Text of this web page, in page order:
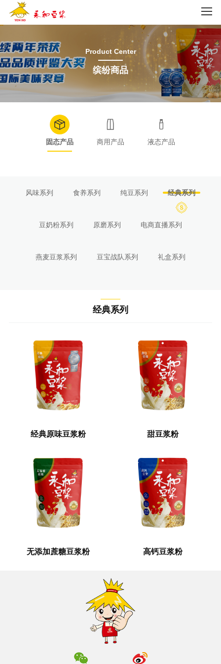
Product Center
缤纷商品
固态产品 商用产品 液态产品
风味系列 食养系列 纯豆系列 经典系列
豆奶粉系列 原磨系列 电商直播系列
燕麦豆浆系列 豆宝战队系列 礼盒系列
经典系列
经典原味豆浆粉 甜豆浆粉
无添加蔗糖豆浆粉 高钙豆浆粉